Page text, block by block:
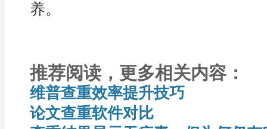
养。
推荐阅读，更多相关内容：
维普查重效率提升技巧
论文查重软件对比